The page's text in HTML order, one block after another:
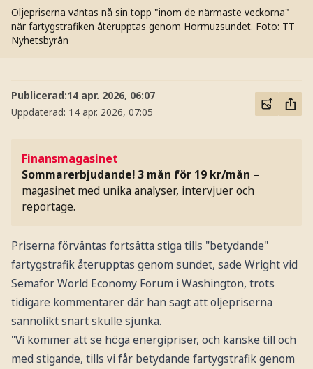
Oljepriserna väntas nå sin topp "inom de närmaste veckorna"
när fartygstrafiken återupptas genom Hormuzsundet. Foto: TT
Nyhetsbyrån
Publicerad:14 apr. 2026, 06:07
Uppdaterad: 14 apr. 2026, 07:05
Finansmagasinet
Sommarerbjudande! 3 mån för 19 kr/mån –
magasinet med unika analyser, intervjuer och
reportage.
Priserna förväntas fortsätta stiga tills "betydande"
fartygstrafik återupptas genom sundet, sade Wright vid
Semafor World Economy Forum i Washington, trots
tidigare kommentarer där han sagt att oljepriserna
sannolikt snart skulle sjunka.
"Vi kommer att se höga energipriser, och kanske till och
med stigande, tills vi får betydande fartygstrafik genom